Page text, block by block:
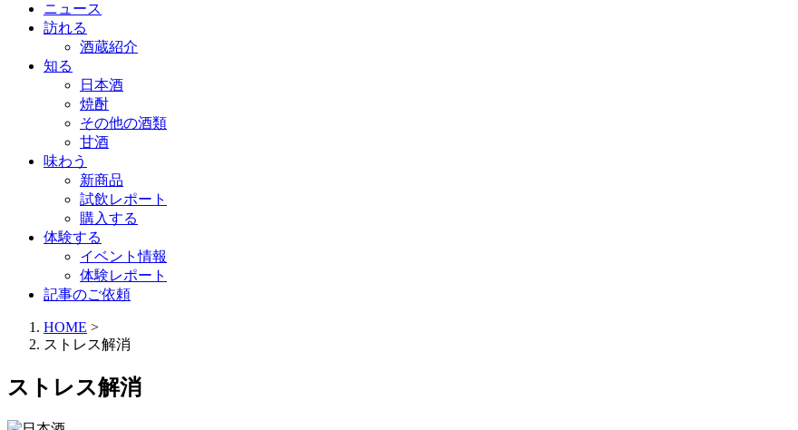
ニュース
訪れる
酒蔵紹介
知る
日本酒
焼酎
その他の酒類
甘酒
味わう
新商品
試飲レポート
購入する
体験する
イベント情報
体験レポート
記事のご依頼
HOME >
ストレス解消
ストレス解消